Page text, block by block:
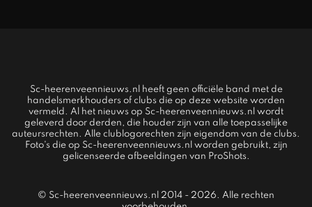
Sc-heerenveennieuws.nl heeft geen officiële band met de
handelsmerkhouders of clubs die op deze website worden
vermeld. Al het nieuws op Sc-heerenveennieuws.nl wordt
geleverd door derden, die houder zijn van alle toepasselijke
auteursrechten. Alle clublogorechten zijn eigendom van de clubs.
Foto's die op Sc-heerenveennieuws.nl worden gebruikt, zijn
gelicenseerde afbeeldingen van ProShots.
© Sc-heerenveennieuws.nl 2014 - 2026. Alle rechten